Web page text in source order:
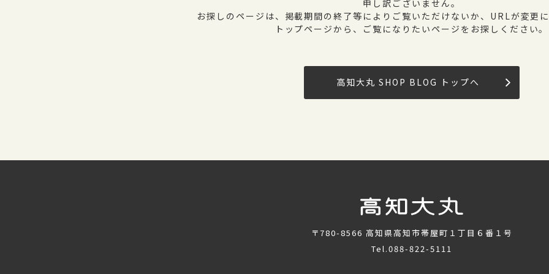
申し訳ございません。
お探しのページは、掲載期間の終了等によりご覧いただけないか、URLが変更に
トップページから、ご覧になりたいページをお探しください。
高知大丸 SHOP BLOG トップへ
〒780-8566 高知県高知市帯屋町１丁目６番１号
Tel.088-822-5111